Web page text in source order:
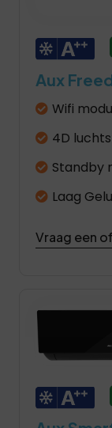
Aux
Wifi
4D
Standby
Laag
Vraag een